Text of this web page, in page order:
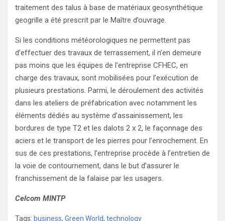
traitement des talus à base de matériaux geosynthétique
geogrille a été prescrit par le Maître d’ouvrage.
Si les conditions météorologiques ne permettent pas
d’effectuer des travaux de terrassement, il n’en demeure
pas moins que les équipes de l’entreprise CFHEC, en
charge des travaux, sont mobilisées pour l’exécution de
plusieurs prestations. Parmi, le déroulement des activités
dans les ateliers de préfabrication avec notamment les
éléments dédiés au système d’assainissement, les
bordures de type T2 et les dalots 2 x 2, le façonnage des
aciers et le transport de les pierres pour l’enrochement. En
sus de ces prestations, l’entreprise procède à l’entretien de
la voie de contournement, dans le but d’assurer le
franchissement de la falaise par les usagers.
Celcom MINTP
Tags: business, Green World, technology